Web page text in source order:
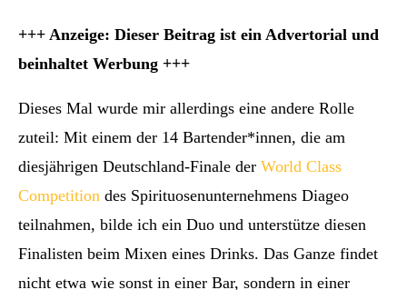
+++ Anzeige: Dieser Beitrag ist ein Advertorial und
beinhaltet Werbung +++
Dieses Mal wurde mir allerdings eine andere Rolle
zuteil: Mit einem der 14 Bartender*innen, die am
diesjährigen Deutschland-Finale der World Class
Competition des Spirituosenunternehmens Diageo
teilnahmen, bilde ich ein Duo und unterstütze diesen
Finalisten beim Mixen eines Drinks. Das Ganze findet
nicht etwa wie sonst in einer Bar, sondern in einer